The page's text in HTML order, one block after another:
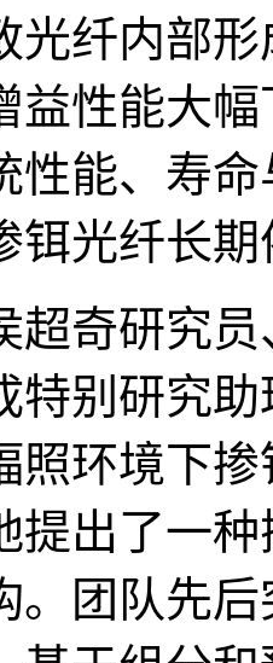
光纤内部
益性能大
性能、寿
铒光纤长
奇研究员
特别研究
照环境下
提出了一
。团队先